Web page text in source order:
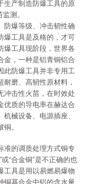
生产制造防爆工具的原
测。
爆等级、冲击韧性确
爆工具是及格的，才可
爆工具现阶段，世界各
金，一种是铝青铜铝合
此防爆工具并非专用工
磨、高韧性原材料，
冲击性火苗，在时效处
优质的导电率在赫达合
械设备、电源插座、
。
的调质处理方式铜专
“合金铜”是不正确的也
工具是用以易燃易爆物
铜基合金中铝的含水量